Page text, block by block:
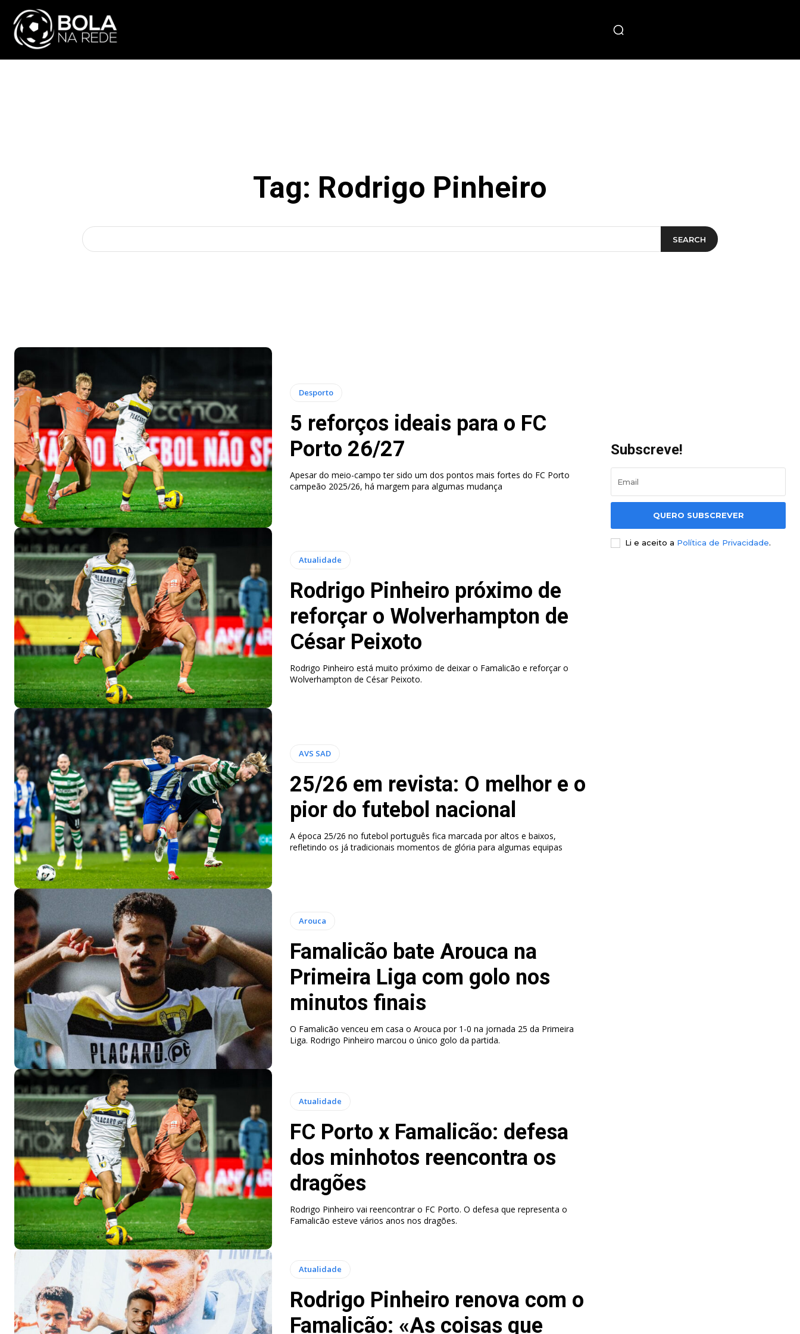
Tag: Rodrigo Pinheiro
SEARCH
Desporto
5 reforços ideais para o FC
Porto 26/27
Apesar do meio-campo ter sido um dos pontos mais fortes do FC Porto
campeão 2025/26, há margem para algumas mudança
Atualidade
Rodrigo Pinheiro próximo de
reforçar o Wolverhampton de
César Peixoto
Rodrigo Pinheiro está muito próximo de deixar o Famalicão e reforçar o
Wolverhampton de César Peixoto.
AVS SAD
25/26 em revista: O melhor e o
pior do futebol nacional
A época 25/26 no futebol português fica marcada por altos e baixos,
refletindo os já tradicionais momentos de glória para algumas equipas
Arouca
Famalicão bate Arouca na
Primeira Liga com golo nos
minutos finais
O Famalicão venceu em casa o Arouca por 1-0 na jornada 25 da Primeira
Liga. Rodrigo Pinheiro marcou o único golo da partida.
Atualidade
FC Porto x Famalicão: defesa
dos minhotos reencontra os
dragões
Rodrigo Pinheiro vai reencontrar o FC Porto. O defesa que representa o
Famalicão esteve vários anos nos dragões.
Atualidade
Rodrigo Pinheiro renova com o
Famalicão: «As coisas que
Subscreve!
QUERO SUBSCREVER
Li e aceito a Política de Privacidade.